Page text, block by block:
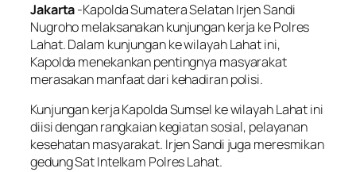
Jakarta-Kapolda Sumatera Selatan Irjen Sandi
Nugroho melaksanakan kunjungan kerja ke Polres
Lahat. Dalam kunjungan ke wilayah Lahat ini,
Kapolda menekankan pentingnya masyarakat
merasakan manfaat dari kehadiran polisi.
Kunjungan kerja Kapolda Sumsel ke wilayah Lahat ini
diisi dengan rangkaian kegiatan sosial, pelayanan
kesehatan masyarakat. Irjen Sandi juga meresmikan
gedung Sat Intelkam Polres Lahat.